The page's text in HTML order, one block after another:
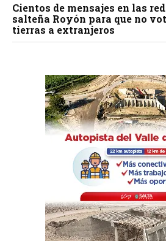
Cientos de mensajes en las
salteña Royón para que no
tierras a extranjeros